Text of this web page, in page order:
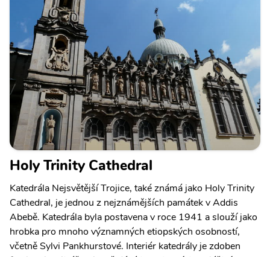
Holy Trinity Cathedral
Katedrála Nejsvětější Trojice, také známá jako Holy Trinity
Cathedral, je jednou z nejznámějších památek v Addis
Abebě. Katedrála byla postavena v roce 1941 a slouží jako
hrobka pro mnoho významných etiopských osobností,
včetně Sylvi Pankhurstové. Interiér katedrály je zdoben